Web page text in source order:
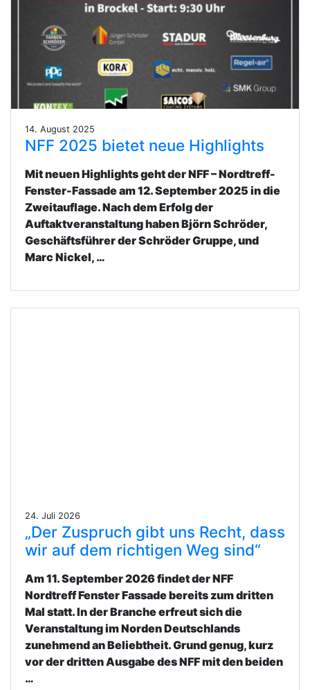
14. August 2025
NFF 2025 bietet neue Highlights
Mit neuen Highlights geht der NFF – Nordtreff-
Fenster-Fassade am 12. September 2025 in die
Zweitauflage. Nach dem Erfolg der
Auftaktveranstaltung haben Björn Schröder,
Geschäftsführer der Schröder Gruppe, und
Marc Nickel, …
24. Juli 2026
„Der Zuspruch gibt uns Recht, dass
wir auf dem richtigen Weg sind“
Am 11. September 2026 findet der NFF
Nordtreff Fenster Fassade bereits zum dritten
Mal statt. In der Branche erfreut sich die
Veranstaltung im Norden Deutschlands
zunehmend an Beliebtheit. Grund genug, kurz
vor der dritten Ausgabe des NFF mit den beiden
…